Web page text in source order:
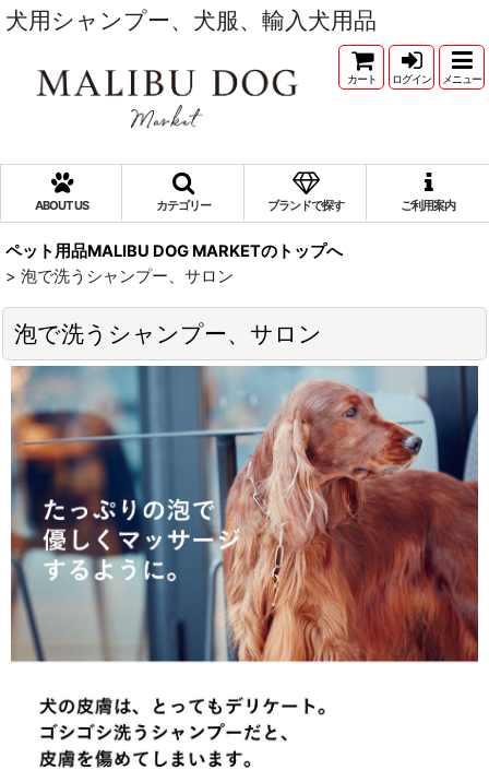
犬用シャンプー、犬服、輸入犬用品
カート ログイン メニュー
ABOUT US カテゴリー ブランドで探す ご利用案内
ペット用品MALIBU DOG MARKETのトップへ
> 泡で洗うシャンプー、サロン
泡で洗うシャンプー、サロン